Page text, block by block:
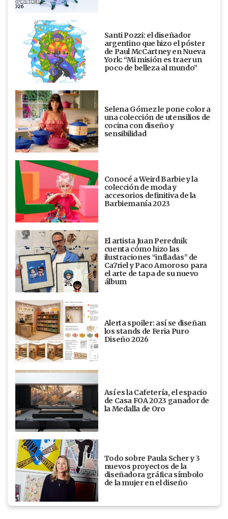
Santi Pozzi: el diseñador
argentino que hizo el póster
de Paul McCartney en Nueva
York: “Mi misión es traer un
poco de belleza al mundo”
Selena Gómez le pone color a
una colección de utensilios de
cocina con diseño y
sensibilidad
Conocé a Weird Barbie y la
colección de moda y
accesorios definitiva de la
Barbiemanía 2023
El artista Juan Perednik
cuenta cómo hizo las
ilustraciones “infladas” de
Ca7riel y Paco Amoroso para
el arte de tapa de su nuevo
álbum
Alerta spoiler: así se diseñan
los stands de Feria Puro
Diseño 2026
Así es la Cafetería, el espacio
de Casa FOA 2023 ganador de
la Medalla de Oro
Todo sobre Paula Scher y 3
nuevos proyectos de la
diseñadora gráfica símbolo
de la mujer en el diseño